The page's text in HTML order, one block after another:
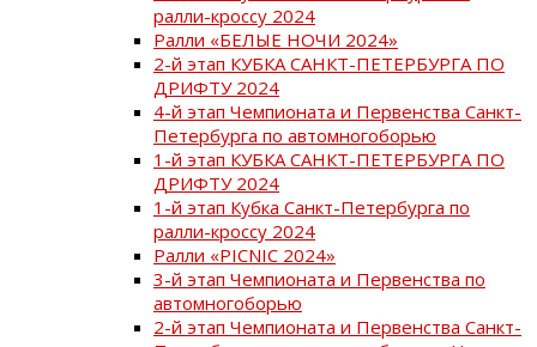
ралли-кроссу 2024
Ралли «БЕЛЫЕ НОЧИ 2024»
2-й этап КУБКА САНКТ-ПЕТЕРБУРГА ПО
ДРИФТУ 2024
4-й этап Чемпионата и Первенства Санкт-
Петербурга по автомногоборью
1-й этап КУБКА САНКТ-ПЕТЕРБУРГА ПО
ДРИФТУ 2024
1-й этап Кубка Санкт-Петербурга по
ралли-кроссу 2024
Ралли «PICNIC 2024»
3-й этап Чемпионата и Первенства по
автомногоборью
2-й этап Чемпионата и Первенства Санкт-